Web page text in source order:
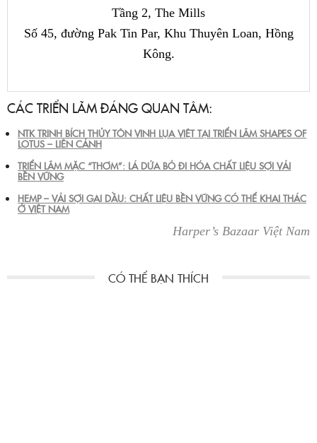
Tầng 2, The Mills
Số 45, đường Pak Tin Par, Khu Thuyên Loan, Hồng
Kông.
CÁC TRIỂN LÃM ĐÁNG QUAN TÂM:
NTK TRỊNH BÍCH THỦY TÔN VINH LỤA VIỆT TẠI TRIỂN LÃM SHAPES OF
LOTUS – LIÊN CẢNH
TRIỂN LÃM MẶC “THƠM”: LÁ DỨA BỎ ĐI HÓA CHẤT LIỆU SỢI VẢI
BỀN VỮNG
HEMP – VẢI SỢI GAI DẦU: CHẤT LIỆU BỀN VỮNG CÓ THỂ KHAI THÁC
Ở VIỆT NAM
Harper’s Bazaar Việt Nam